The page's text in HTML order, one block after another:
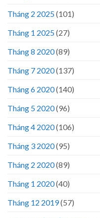
Tháng 2 2025(101)
Tháng 1 2025(27)
Tháng 8 2020(89)
Tháng 7 2020(137)
Tháng 6 2020(140)
Tháng 5 2020(96)
Tháng 4 2020(106)
Tháng 3 2020(95)
Tháng 2 2020(89)
Tháng 1 2020(40)
Tháng 12 2019(57)